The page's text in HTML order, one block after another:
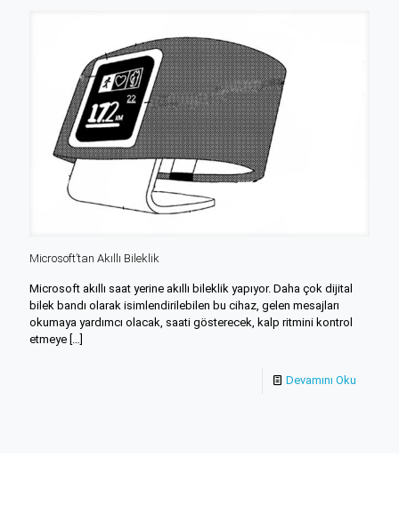
Microsoft’tan Akıllı Bileklik
Microsoft akıllı saat yerine akıllı bileklik yapıyor. Daha çok dijital
bilek bandı olarak isimlendirilebilen bu cihaz, gelen mesajları
okumaya yardımcı olacak, saati gösterecek, kalp ritmini kontrol
etmeye […]
Devamını Oku